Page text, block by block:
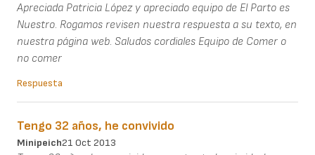
Apreciada Patricia López y apreciado equipo de El Parto es
Nuestro. Rogamos revisen nuestra respuesta a su texto, en
nuestra página web. Saludos cordiales Equipo de Comer o
no comer
Respuesta
Tengo 32 años, he convivido
Minipeich21 Oct 2013